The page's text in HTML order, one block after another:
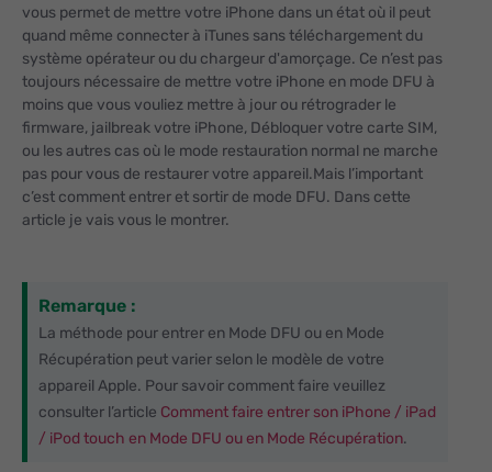
vous permet de mettre votre iPhone dans un état où il peut
quand même connecter à iTunes sans téléchargement du
système opérateur ou du chargeur d'amorçage. Ce n’est pas
toujours nécessaire de mettre votre iPhone en mode DFU à
moins que vous vouliez mettre à jour ou rétrograder le
firmware, jailbreak votre iPhone, Débloquer votre carte SIM,
ou les autres cas où le mode restauration normal ne marche
pas pour vous de restaurer votre appareil.Mais l’important
c’est comment entrer et sortir de mode DFU. Dans cette
article je vais vous le montrer.
Remarque :
La méthode pour entrer en Mode DFU ou en Mode
Récupération peut varier selon le modèle de votre
appareil Apple. Pour savoir comment faire veuillez
consulter l’article Comment faire entrer son iPhone / iPad
/ iPod touch en Mode DFU ou en Mode Récupération.